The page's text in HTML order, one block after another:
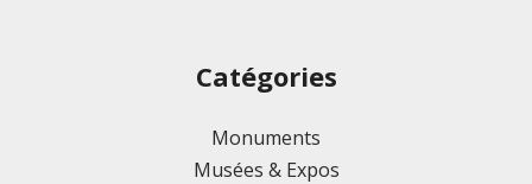
Catégories
Monuments
Musées & Expos